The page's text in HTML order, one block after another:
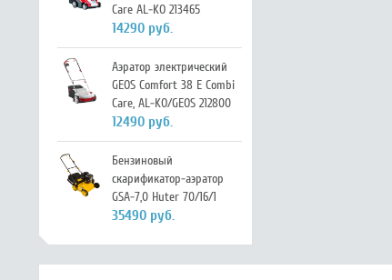
Care AL-KO 213465
14290 руб.
Аэратор электрический
GEOS Comfort 38 E Combi
Care, AL-KO/GEOS 212800
12490 руб.
Бензиновый
скарификатор-аэратор
GSA-7,0 Huter 70/16/1
35490 руб.